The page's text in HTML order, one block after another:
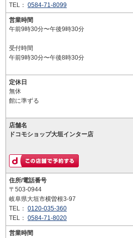
TEL： 0584-71-8099
営業時間
午前9時30分〜午後9時30分
受付時間
午前9時30分〜午後8時30分
定休日
無休
館に準ずる
店舗名
ドコモショップ大垣インター店
住所/電話番号
〒503-0944
岐阜県大垣市横曽根3-97
TEL： 0120-035-360
TEL： 0584-71-8020
営業時間